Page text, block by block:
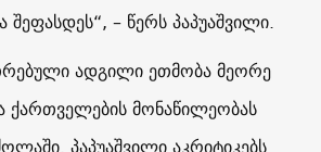
შეფასდეს“, – წერს პაპუაშვილი.
ადგილი ეთმობა მეორე
მონაწილეობას